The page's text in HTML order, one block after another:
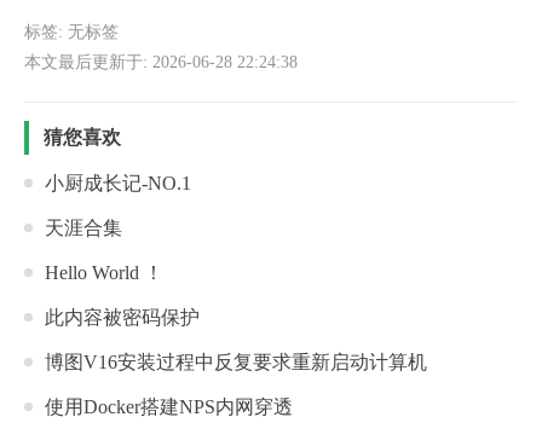
标签: 无标签
本文最后更新于: 2026-06-28 22:24:38
猜您喜欢
小厨成长记-NO.1
天涯合集
Hello World ！
此内容被密码保护
博图V16安装过程中反复要求重新启动计算机
使用Docker搭建NPS内网穿透